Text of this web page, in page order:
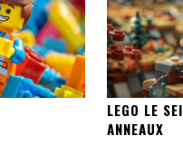
LEGO LE
ANNEAUX